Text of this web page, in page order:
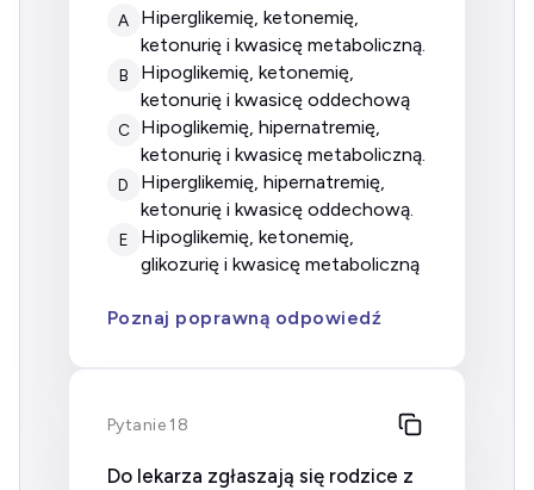
A
hiperglikemię, ketonemię,
ketonurię i kwasicę metaboliczną.
B
hipoglikemię, ketonemię,
ketonurię i kwasicę oddechową
C
hipoglikemię, hipernatremię,
ketonurię i kwasicę metaboliczną.
D
hiperglikemię, hipernatremię,
ketonurię i kwasicę oddechową.
E
hipoglikemię, ketonemię,
glikozurię i kwasicę metaboliczną
Poznaj poprawną odpowiedź
Pytanie 18
Do lekarza zgłaszają się rodzice z